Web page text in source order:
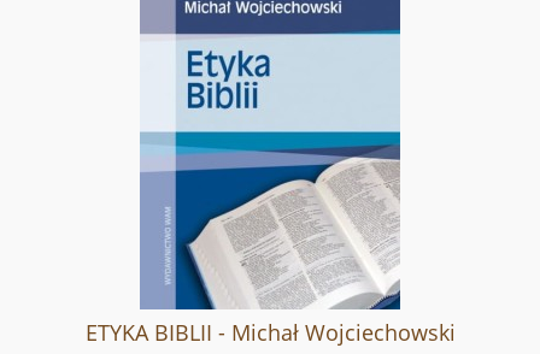
ETYKA BIBLII - Michał Wojciechowski